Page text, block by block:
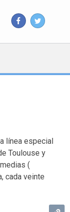
línea especial
Toulouse y
(
cada veinte